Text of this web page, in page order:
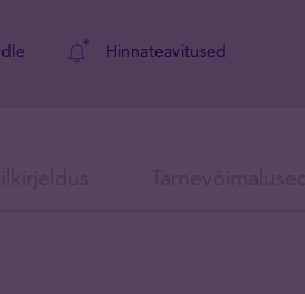
Hinnateavitused